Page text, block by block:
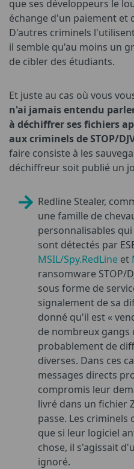
que ses développeurs le
échange d'un paiement et
D'autres criminels
il semble qu'au moins un
de cibler des étudiants.
Et juste au cas où vous
n'ai jamais entendu
à déchiffrer ses fichiers
aux criminels de STOP/
faire consiste à les
déchiffreur soit publié un
Redline Stealer,
une famille de
personnalisables
sont détectés par
MSIL/Spy.RedLine et
ransomware STOP/
sous forme de
signalement de sa
donné qu'il est «
de nombreux
probablement de
diverses. Dans ces
messages directs
compromis leur
livré dans un fichier
passe. Les
que si leur logiciel
chose, il s'agissait
ignoré.